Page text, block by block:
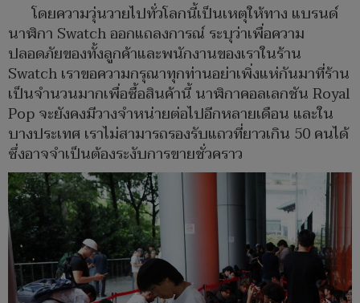
โดยความวุ่นวายไปทั่วโลกนี้เป็นเหตุให้ทาง แบรนด์
นาฬิกา Swatch ออกแถลงการณ์ ระบุว่าเพื่อความ
ปลอดภัยของทั้งลูกค้าและพนักงานของเราในร้าน
Swatch เราขอความกรุณาทุกท่านอย่าเพิ่งแห่กันมาที่ร้าน
เป็นจำนวนมากเพื่อซื้อสินค้านี้ นาฬิกาคอลเลกชัน Royal
Pop จะยังคงมีวางจำหน่ายต่อไปอีกหลายเดือน และใน
บางประเทศ เราไม่สามารถรองรับแถวที่ยาวเกิน 50 คนได้
ซึ่งอาจจำเป็นต้องระงับการขายชั่วคราว